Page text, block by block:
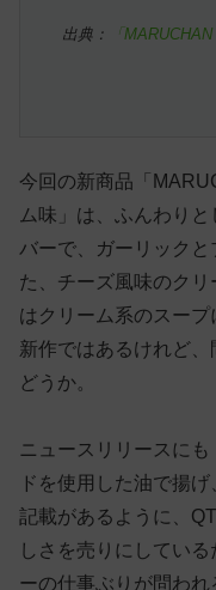
出典：
「
今回の新商品「
ム味」は、ふんわり
バーで、ガーリック
た、チーズ風味のク
はクリーム系のスー
新作ではあるけれど
どうか。
ニュースリリースに
ドを使用した油で揚
記載があるように、
しさを売りにしてい
ーの仕事ぶりが問わ